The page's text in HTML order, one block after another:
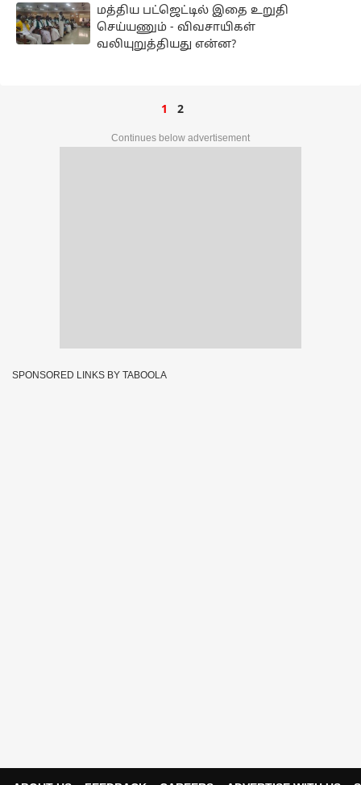
மத்திய பட்ஜெட்டில் இதை உறுதி
செய்யணும் - விவசாயிகள்
வலியுறுத்தியது என்ன?
1 2
Continues below advertisement
SPONSORED LINKS BY TABOOLA